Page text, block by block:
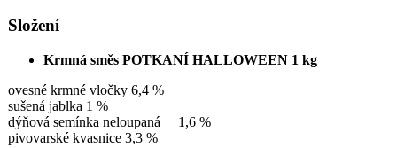
Složení
Krmná směs POTKANÍ HALLOWEEN 1 kg
ovesné krmné vločky 6,4 %
sušená jablka 1 %
dýňová semínka neloupaná
1,6 %
pivovarské kvasnice 3,3 %